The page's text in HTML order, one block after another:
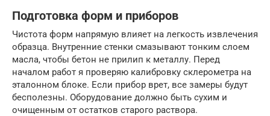
Подготовка форм и приборов
Чистота форм напрямую влияет на легкость извлечения
образца. Внутренние стенки смазывают тонким слоем
масла, чтобы бетон не прилип к металлу. Перед
началом работ я проверяю калибровку склерометра на
эталонном блоке. Если прибор врет, все замеры будут
бесполезны. Оборудование должно быть сухим и
очищенным от остатков старого раствора.